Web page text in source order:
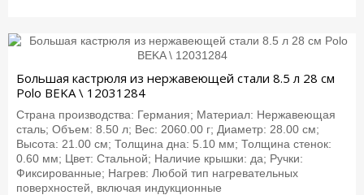
Большая кастрюля из нержавеющей стали 8.5 л 28 см
Polo BEKA \ 12031284
Страна производства: Германия; Материал: Нержавеющая
сталь; Объем: 8.50 л; Вес: 2060.00 г; Диаметр: 28.00 см;
Высота: 21.00 см; Толщина дна: 5.10 мм; Толщина стенок:
0.60 мм; Цвет: Стальной; Наличие крышки: да; Ручки:
Фиксированные; Нагрев: Любой тип нагревательных
поверхностей, включая индукционные